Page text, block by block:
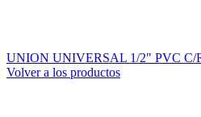
UNION UNIVERSAL 1/2" PVC C/
Volver a los productos